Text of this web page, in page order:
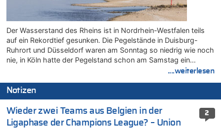
Der Wasserstand des Rheins ist in Nordrhein-Westfalen teils
auf ein Rekordtief gesunken. Die Pegelstände in Duisburg-
Ruhrort und Düsseldorf waren am Sonntag so niedrig wie noch
nie, in Köln hatte der Pegelstand schon am Samstag ein…
....weiterlesen
Notizen
2
Wieder zwei Teams aus Belgien in der
Ligaphase der Champions League? – Union